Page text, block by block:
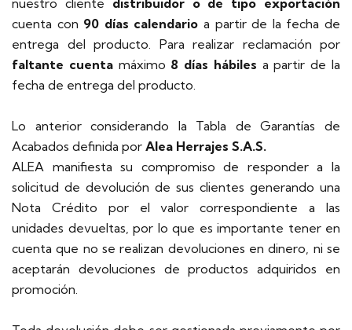
nuestro cliente distribuidor o de tipo exportación
cuenta con 90 días calendarioa partir de la fecha de
entrega del producto. Para realizar reclamación por
faltante cuentamáximo 8 días hábiles a partir de la
fecha de entrega del producto.
Lo anterior considerando la Tabla de Garantías de
Acabados definida por Alea Herrajes S.A.S.
ALEA manifiesta su compromiso de responder a la
solicitud de devolución de sus clientes generando una
Nota Crédito por el valor correspondiente a las
unidades devueltas, por lo que es importante tener en
cuenta que no se realizan devoluciones en dinero, ni se
aceptarán devoluciones de productos adquiridos en
promoción.